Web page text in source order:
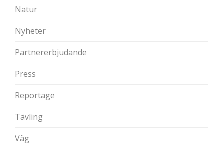
Natur
Nyheter
Partnererbjudande
Press
Reportage
Tävling
Väg